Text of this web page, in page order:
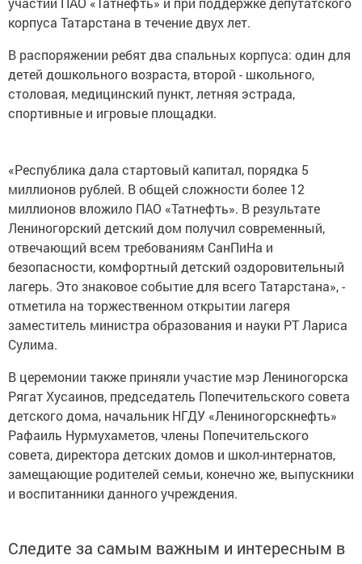
корпуса Татарстана в течение двух лет.
В распоряжении ребят два спальных корпуса: один для
детей дошкольного возраста, второй - школьного,
столовая, медицинский пункт, летняя эстрада,
спортивные и игровые площадки.
«Республика дала стартовый капитал, порядка 5
миллионов рублей. В общей сложности более 12
миллионов вложило ПАО «Татнефть». В результате
Лениногорский детский дом получил современный,
отвечающий всем требованиям СанПиНа и
безопасности, комфортный детский оздоровительный
лагерь. Это знаковое событие для всего Татарстана», -
отметила на торжественном открытии лагеря
заместитель министра образования и науки РТ Лариса
Сулима.
В церемонии также приняли участие мэр Лениногорска
Рягат Хусаинов, председатель Попечительского совета
детского дома, начальник НГДУ «Лениногорскнефть»
Рафаиль Нурмухаметов, члены Попечительского
совета, директора детских домов и школ-интернатов,
замещающие родителей семьи, конечно же, выпускники
и воспитанники данного учреждения.
Следите за самым важным и интересным в